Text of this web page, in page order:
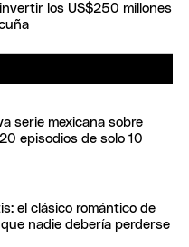
los US$250 millones
serie mexicana sobre
episodios de solo 10
el clásico romántico de
nadie debería perderse